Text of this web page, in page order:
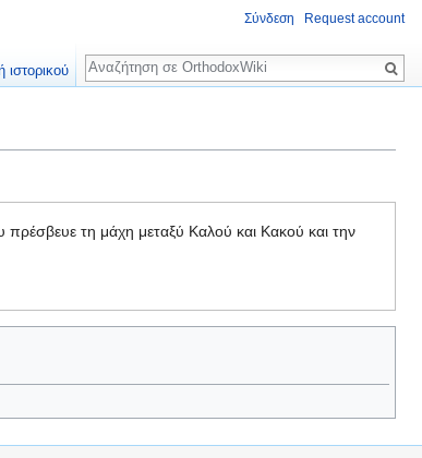
πρέσβευε τη μάχη μεταξύ Καλού και Κακού και την
Σύνδεση Request account
ιστορικού
Αναζήτηση